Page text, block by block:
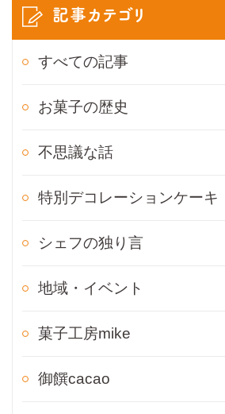
記事カテゴリ
すべての記事
お菓子の歴史
不思議な話
特別デコレーションケーキ
シェフの独り言
地域・イベント
菓子工房mike
御饌cacao